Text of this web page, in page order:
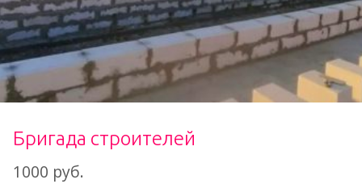
Бригада строителей
1000 руб.